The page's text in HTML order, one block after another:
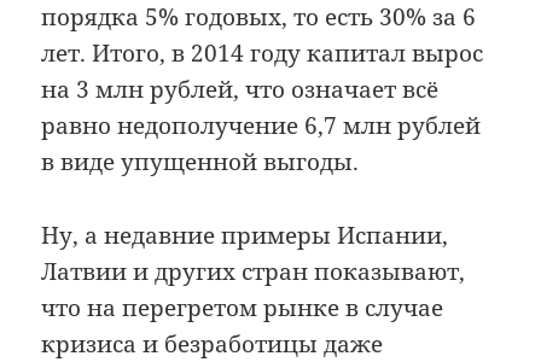
порядка 5% годовых, то есть 30% за 6
лет. Итого, в 2014 году капитал вырос
на 3 млн рублей, что означает всё
равно недополучение 6,7 млн рублей
в виде упущенной выгоды.
Ну, а недавние примеры Испании,
Латвии и других стран показывают,
что на перегретом рынке в случае
кризиса и безработицы даже